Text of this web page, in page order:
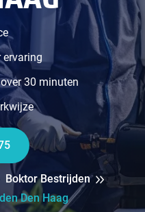
ervaring
30 minuten
Boktor Bestrijden
Den Haag